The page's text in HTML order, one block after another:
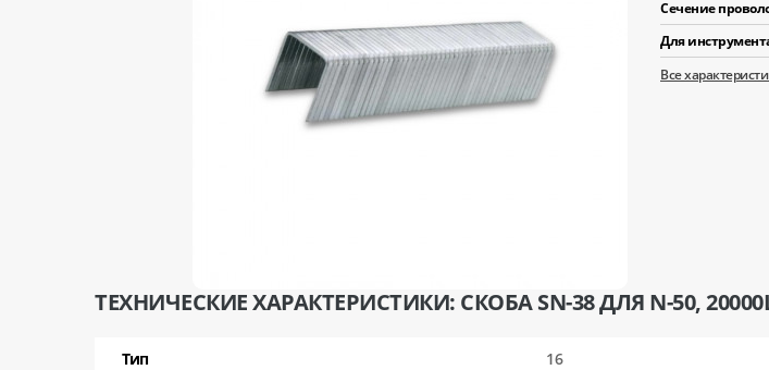
Сечение
Для
Все
ТЕХНИЧЕСКИЕ ХАРАКТЕРИСТИКИ: СКОБА SN-38 ДЛЯ N-50,
Тип 16